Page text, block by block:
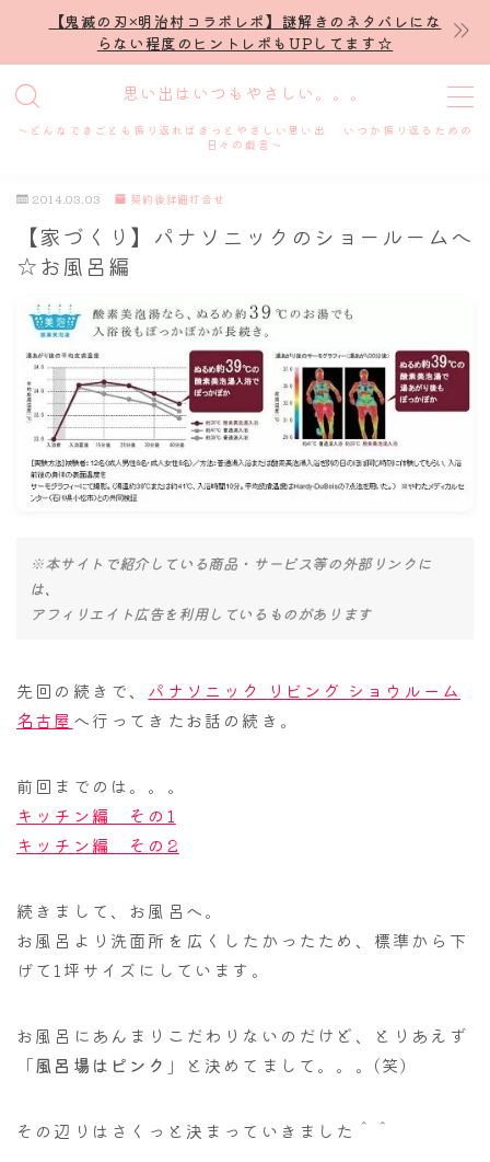
【鬼滅の刃×明治村コラボレポ】謎解きのネタバレにな
らない程度のヒントレポもUPしてます☆
思い出はいつもやさしい。。。
～どんなできごとも振り返ればきっとやさしい思い出 いつか振り返るための
日々の戯言～
MENU
プロフィール
謎解き
ホテル滞在記
舞台・ライブ
名古屋
2014.03.03 契約後詳細打合せ
【家づくり】パナソニックのショールームへ
☆お風呂編
※本サイトで紹介している商品・サービス等の外部リンクに
は、
アフィリエイト広告を利用しているものがあります
先回の続きで、 パナソニック リビング ショウルーム
名古屋 へ行ってきたお話の続き。
前回までのは。。。
キッチン編 その1
キッチン編 その2
続きまして、お風呂へ。
お風呂より洗面所を広くしたかったため、標準から下
げて1坪サイズにしています。
お風呂にあんまりこだわりないのだけど、とりあえず
「風呂場はピンク 」と決めてまして。。。(笑)
その辺りはさくっと決まっていきました＾＾